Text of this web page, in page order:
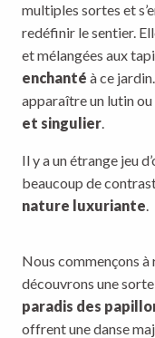
multiples sortes et
redéfinir le sentier.
et mélangées aux
enchanté à ce
apparaître un lutin
et singulier.
Il y a un étrange jeu
beaucoup de
nature luxuriante.
Nous commençons
découvrons une
paradis des
offrent une danse